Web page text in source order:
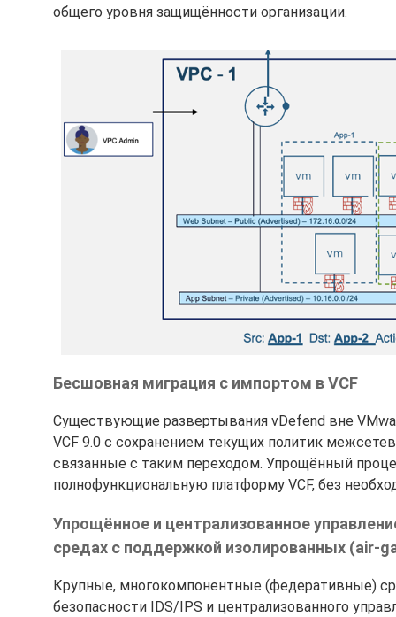
общего уровня защищённости организации.
Бесшовная миграция с импортом в VCF
Существующие развертывания vDefend вне
VCF 9.0 с сохранением текущих политик
связанные с таким переходом. Упрощённый
полнофункциональную платформу VCF, без
Упрощённое и централизованное
средах с поддержкой изолированных (air-
Крупные, многокомпонентные (федеративные)
безопасности IDS/IPS и централизованного